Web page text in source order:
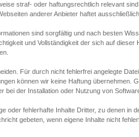
straf- oder haftungsrechtlich relevant
anderer Anbieter haftet
sind sorgfältig und nach besten
und Vollständigkeit der sich auf dieser
Für durch nicht fehlerfrei angelegte
können wir keine Haftung übernehmen.
bei der Installation oder Nutzung von
oder fehlerhafte Inhalte Dritter, zu denen in
gebeten, wenn eigene Inhalte nicht